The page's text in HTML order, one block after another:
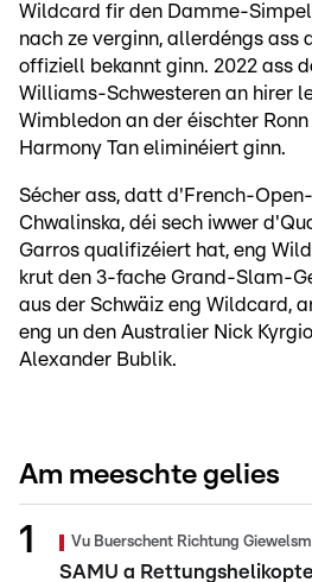
Wildcard fir den Damme-Simpel
nach ze verginn, allerdéngs ass
offiziell bekannt ginn. 2022 ass
Williams-Schwesteren an hirer
Wimbledon an der éischter
Harmony Tan eliminéiert ginn.
Sécher ass, datt d'French-
Chwalinska, déi sech iwwer
Garros qualifizéiert hat, eng
krut den 3-fache Grand-Slam-
aus der Schwäiz eng Wildcard,
eng un den Australier Nick
Alexander Bublik.
Am meeschte gelies
Vu Buerschent Richtung
SAMU a